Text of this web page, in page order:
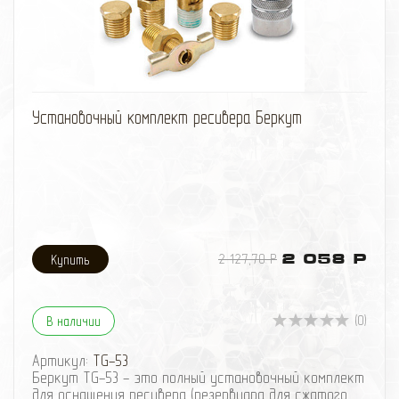
Установочный комплект ресивера Беркут
2 127,70 Р 2 058 Р
В наличии (0)
Артикул: TG-53
Беркут TG-53 - это полный установочный комплект
для оснащения ресивера (резервуара для сжатого